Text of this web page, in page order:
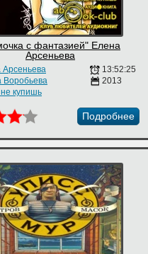
с фантазией" Елена
Арсеньева
Арсеньева
Воробьева
не купишь
13:52:25
2013
Подробнее